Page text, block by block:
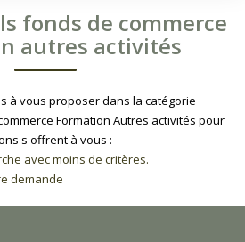
ACHETER
CONTACT
fonds de commerce
autres activités
à vous proposer dans la catégorie
Formation Autres activités pour
s'offrent à vous :
avec moins de critères.
demande